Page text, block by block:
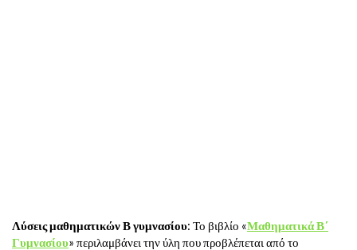
Λύσεις μαθηματικών Β γυμνασίου: Το βιβλίο «Μαθηματικά Β΄
Γυμνασίου» περιλαμβάνει την ύλη που προβλέπεται από το